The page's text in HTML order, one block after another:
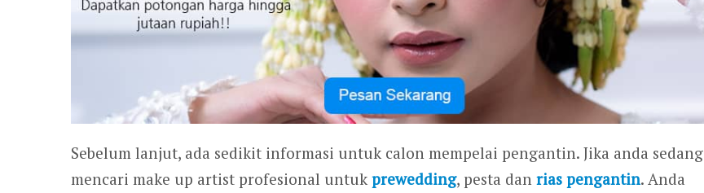
Sebelum lanjut, ada sedikit informasi untuk calon mempelai pengantin. Jika anda sedang
mencari make up artist profesional untuk prewedding, pesta dan rias pengantin. Anda